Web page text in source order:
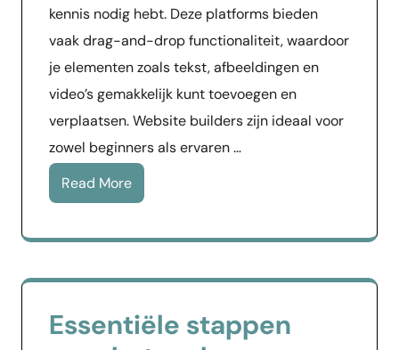
kennis nodig hebt. Deze platforms bieden
vaak drag-and-drop functionaliteit, waardoor
je elementen zoals tekst, afbeeldingen en
video’s gemakkelijk kunt toevoegen en
verplaatsen. Website builders zijn ideaal voor
zowel beginners als ervaren …
Read More
Essentiële stappen